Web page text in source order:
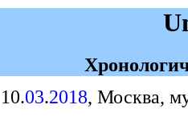
10.03.2018, Москва,